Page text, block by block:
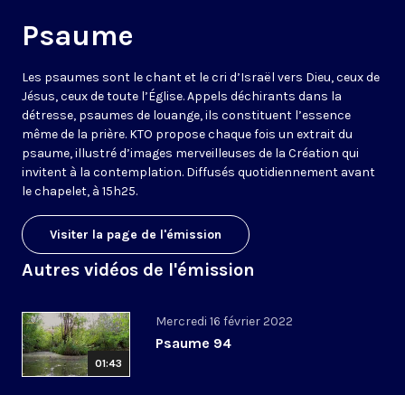
Psaume
Les psaumes sont le chant et le cri d’Israël vers Dieu, ceux de
Jésus, ceux de toute l’Église. Appels déchirants dans la
détresse, psaumes de louange, ils constituent l’essence
même de la prière. KTO propose chaque fois un extrait du
psaume, illustré d’images merveilleuses de la Création qui
invitent à la contemplation. Diffusés quotidiennement avant
le chapelet, à 15h25.
Visiter la page de l'émission
Autres vidéos de l'émission
01:43
Mercredi 16 février 2022
Psaume 94